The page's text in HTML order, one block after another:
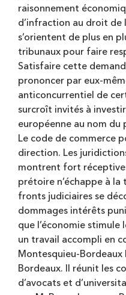
raisonnement
d’infraction au droit de
s’orientent de plus en
tribunaux pour faire
Satisfaire cette
prononcer par eux-
anticoncurrentiel de
surcroît invités à
européenne au nom
Le code de commerce
direction. Les
montrent fort
prétoire n’échappe à la
fronts judiciaires se
dommages intérêts
que l’économie stimule
un travail accompli en
Montesquieu-Bordeaux
Bordeaux. Il réunit les
d’avocats et